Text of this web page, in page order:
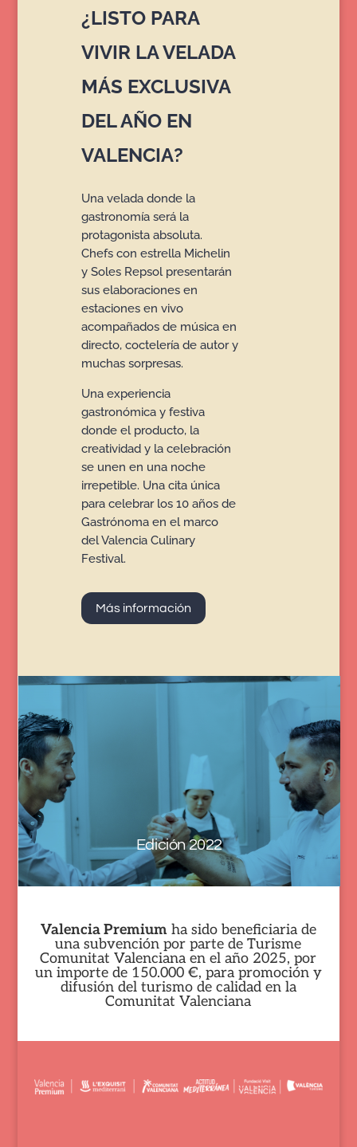
¿LISTO PARA
VIVIR LA VELADA
MÁS EXCLUSIVA
DEL AÑO EN
VALENCIA?
Una velada donde la
gastronomía será la
protagonista absoluta.
Chefs con estrella Michelin
y Soles Repsol presentarán
sus elaboraciones en
estaciones en vivo
acompañados de música en
directo, coctelería de autor y
muchas sorpresas.
Una experiencia
gastronómica y festiva
donde el producto, la
creatividad y la celebración
se unen en una noche
irrepetible. Una cita única
para celebrar los 10 años de
Gastrónoma en el marco
del Valencia Culinary
Festival.
Más información
Edición 2022
Valencia Premiumha sido beneficiaria de
una subvención por parte deTurisme
Comunitat Valencianaen el año 2025, por
un importe de 150.000 €, para promoción y
difusión del turismo de calidad en la
Comunitat Valenciana